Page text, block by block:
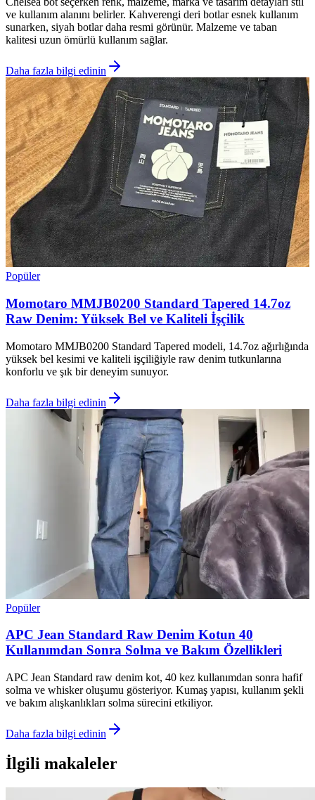
ve kullanım alanını belirler. Kahverengi deri botlar esnek kullanım
sunarken, siyah botlar daha resmi görünür. Malzeme ve taban
kalitesi uzun ömürlü kullanım sağlar.
Daha fazla bilgi edinin
Popüler
Momotaro MMJB0200 Standard Tapered 14.7oz
Raw Denim: Yüksek Bel ve Kaliteli İşçilik
Momotaro MMJB0200 Standard Tapered modeli, 14.7oz ağırlığında
yüksek bel kesimi ve kaliteli işçiliğiyle raw denim tutkunlarına
konforlu ve şık bir deneyim sunuyor.
Daha fazla bilgi edinin
Popüler
APC Jean Standard Raw Denim Kotun 40
Kullanımdan Sonra Solma ve Bakım Özellikleri
APC Jean Standard raw denim kot, 40 kez kullanımdan sonra hafif
solma ve whisker oluşumu gösteriyor. Kumaş yapısı, kullanım şekli
ve bakım alışkanlıkları solma sürecini etkiliyor.
Daha fazla bilgi edinin
İlgili makaleler